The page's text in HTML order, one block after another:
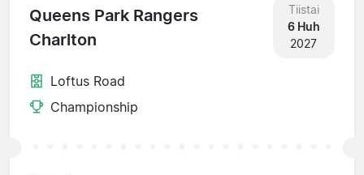
Queens Park Rangers
Charlton
Tiistai
6 Huh
2027
Loftus Road
Championship